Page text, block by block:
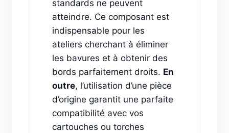
standards ne peuvent
atteindre. Ce composant est
indispensable pour les
ateliers cherchant à éliminer
les bavures et à obtenir des
bords parfaitement droits. En
outre, l’utilisation d’une pièce
d’origine garantit une parfaite
compatibilité avec vos
cartouches ou torches